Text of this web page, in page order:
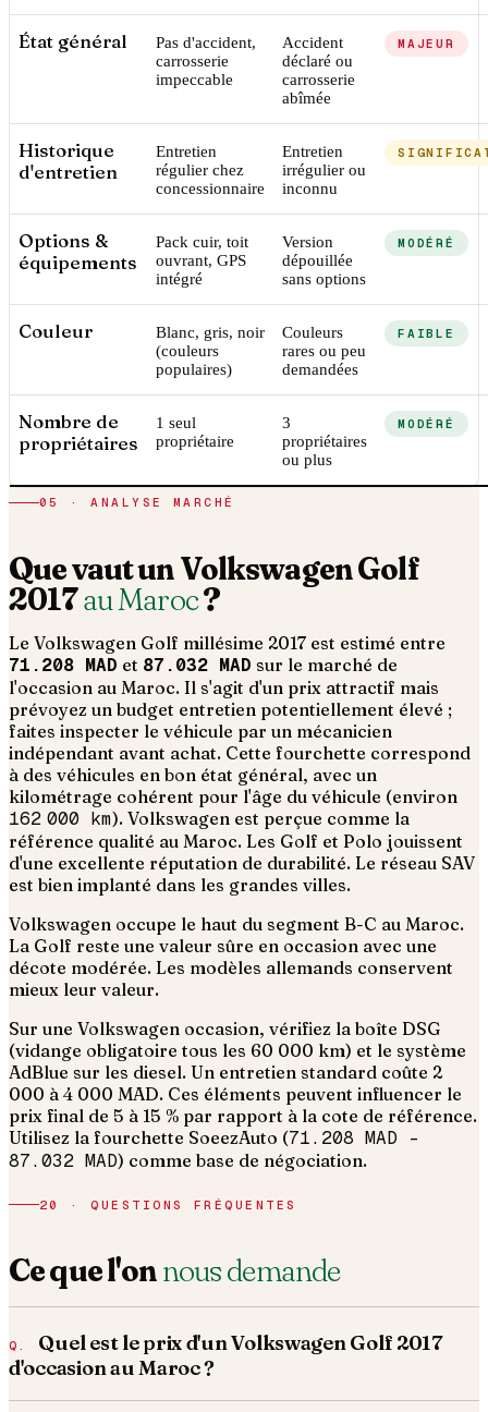
État général
Pas d'accident,
carrosserie
impeccable
Accident
déclaré ou
carrosserie
abîmée
MAJEUR
Historique
d'entretien
Entretien
régulier chez
concessionnaire
Entretien
irrégulier ou
inconnu
Options &
équipements
Pack cuir, toit
ouvrant, GPS
intégré
Version
dépouillée
sans options
MODÉRÉ
Couleur
Blanc, gris, noir
(couleurs
populaires)
Couleurs
rares ou peu
demandées
FAIBLE
Nombre de
propriétaires
1 seul
propriétaire
3
propriétaires
ou plus
MODÉRÉ
05 · ANALYSE MARCHÉ
Que vaut unVolkswagenGolf
2017au Maroc?
Le Volkswagen Golf millésime 2017 est estimé entre
71.208 MAD et 87.032 MAD sur le marché de
l'occasion au Maroc. Il s'agit d'un prix attractif mais
prévoyez un budget entretien potentiellement élevé ;
faites inspecter le véhicule par un mécanicien
indépendant avant achat. Cette fourchette correspond
à des véhicules en bon état général, avec un
kilométrage cohérent pour l'âge du véhicule (environ
162 000 km). Volkswagen est perçue comme la
référence qualité au Maroc. Les Golf et Polo jouissent
d'une excellente réputation de durabilité. Le réseau SAV
est bien implanté dans les grandes villes.
Volkswagen occupe le haut du segment B-C au Maroc.
La Golf reste une valeur sûre en occasion avec une
décote modérée. Les modèles allemands conservent
mieux leur valeur.
Sur une Volkswagen occasion, vérifiez la boîte DSG
(vidange obligatoire tous les 60 000 km) et le système
AdBlue sur les diesel. Un entretien standard coûte 2
000 à 4 000 MAD. Ces éléments peuvent influencer le
prix final de 5 à 15 % par rapport à la cote de référence.
Utilisez la fourchette SoeezAuto (71.208 MAD –
87.032 MAD) comme base de négociation.
20 · QUESTIONS FRÉQUENTES
Ce que l'onnous demande
Quel est le prix d'un Volkswagen Golf 2017
d'occasion au Maroc ?